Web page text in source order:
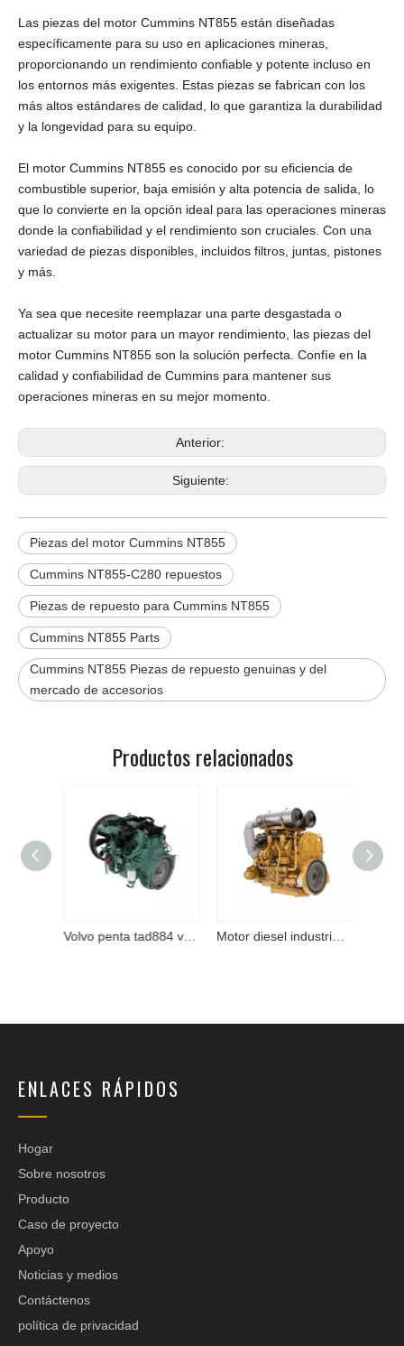
Las piezas del motor Cummins NT855 están diseñadas
específicamente para su uso en aplicaciones mineras,
proporcionando un rendimiento confiable y potente incluso en
los entornos más exigentes. Estas piezas se fabrican con los
más altos estándares de calidad, lo que garantiza la durabilidad
y la longevidad para su equipo.
El motor Cummins NT855 es conocido por su eficiencia de
combustible superior, baja emisión y alta potencia de salida, lo
que lo convierte en la opción ideal para las operaciones mineras
donde la confiabilidad y el rendimiento son cruciales. Con una
variedad de piezas disponibles, incluidos filtros, juntas, pistones
y más.
Ya sea que necesite reemplazar una parte desgastada o
actualizar su motor para un mayor rendimiento, las piezas del
motor Cummins NT855 son la solución perfecta. Confíe en la
calidad y confiabilidad de Cummins para mantener sus
operaciones mineras en su mejor momento.
Anterior:
Siguiente:
Piezas del motor Cummins NT855
Cummins NT855-C280 repuestos
Piezas de repuesto para Cummins NT855
Cummins NT855 Parts
Cummins NT855 Piezas de repuesto genuinas y del
mercado de accesorios
Productos relacionados
Volvo penta tad884 ve en stock Motor diesel industrial CAT C32
ENLACES RÁPIDOS
Hogar
Sobre nosotros
Producto
Caso de proyecto
Apoyo
Noticias y medios
Contáctenos
política de privacidad